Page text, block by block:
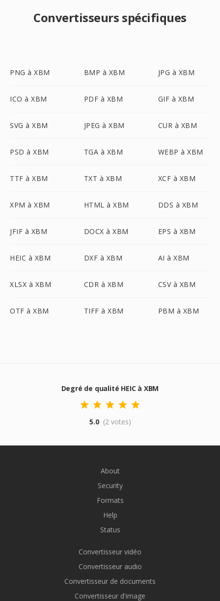
Convertisseurs spécifiques
PNG à XBM BMP à XBM JPG à XBM
ICO à XBM PDF à XBM GIF à XBM
SVG à XBM JPEG à XBM CUR à XBM
PSD à XBM TGA à XBM WEBP à XBM
TTF à XBM TXT à XBM XCF à XBM
XPM à XBM HTML à XBM DDS à XBM
JFIF à XBM DOCX à XBM EPS à XBM
HEIC à XBM DXF à XBM AI à XBM
XLSX à XBM CDR à XBM CSV à XBM
OTF à XBM TIFF à XBM PBM à XBM
Degré de qualité HEIC à XBM
5.0 (2 votes)
About
Security
Formats
Help
Status
Convertisseur vidéo
Convertisseur audio
Convertisseur de documents
Convertisseur d'image